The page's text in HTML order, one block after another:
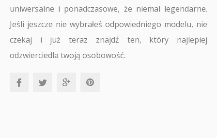
uniwersalne i ponadczasowe, że niemal legendarne.
Jeśli jeszcze nie wybrałeś odpowiedniego modelu, nie
czekaj i już teraz znajdź ten, który najlepiej
odzwierciedla twoją osobowość.